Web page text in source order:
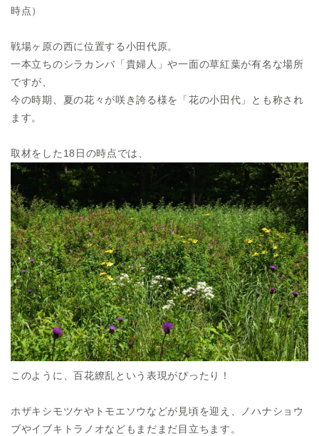
時点）
戦場ヶ原の西に位置する小田代原。
一本立ちのシラカンバ「貴婦人」や一面の草紅葉が有名な場所
ですが、
今の時期、夏の花々が咲き誇る様を「花の小田代」とも称され
ます。
取材をした18日の時点では、
このように、百花繚乱という表現がぴったり！
ホザキシモツケやトモエソウなどが見頃を迎え、ノハナショウ
ブやイブキトラノオなどもまだまだ目立ちます。